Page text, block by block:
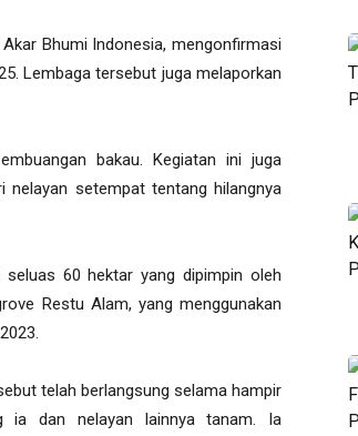
Bhumi Indonesia, mengonfirmasi
Lembaga tersebut juga melaporkan
bakau. Kegiatan ini juga
nelayan setempat tentang hilangnya
60 hektar yang dipimpin oleh
Restu Alam, yang menggunakan
telah berlangsung selama hampir
ia dan nelayan lainnya tanam. Ia